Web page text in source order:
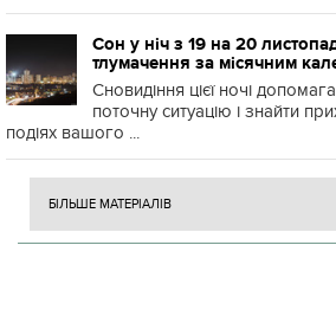
Сон у ніч з 19 на 20
тлумачення за місячним
Сновидіння цієї ночі
поточну ситуацію і знайти
подіях вашого ...
БІЛЬШЕ МАТЕРІАЛІВ